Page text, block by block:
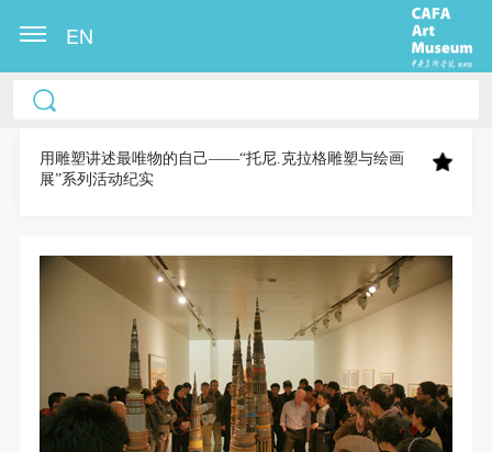
EN
用雕塑讲述最唯物的自己——“托尼.克拉格雕塑与绘画
展”系列活动纪实
中央美术学院美术馆出版授权协议书
称“CAFAM”），愿意将本人参与中央美术学院美术馆
公共教育部组织的公益性活动（包括美术馆会员活
果（如参与工作坊创作的作品）提交中央美术学院用
作发表、出版。中央美术学院可以以电子、网络及其
它数字媒体形式公开出版，并同意编入《中国知识资
源总库》《中央美术学院资料库》《中央美术学院美
术馆资料库》等相关资料、文献、档案机构和平台，
在中央美术学院中使用和在互联网上传播，同意按相
关“章程”规定享受相关权益。
中央美术学院美术馆出版授权协议书
称“CAFAM”），愿意将本人参与中央美术学院美术馆
公共教育部组织的公益性活动（包括美术馆会员活
果（如参与工作坊创作的作品）提交中央美术学院用
作发表、出版。中央美术学院可以以电子、网络及其
它数字媒体形式公开出版，并同意编入《中国知识资
源总库》《中央美术学院资料库》《中央美术学院美
术馆资料库》等相关资料、文献、档案机构和平台，
在中央美术学院中使用和在互联网上传播，同意按相
关“章程”规定享受相关权益。
中央美术学院美术馆出版授权协议书
称“CAFAM”），愿意将本人参与中央美术学院美术馆
公共教育部组织的公益性活动（包括美术馆会员活
果（如参与工作坊创作的作品）提交中央美术学院用
作发表、出版。中央美术学院可以以电子、网络及其
它数字媒体形式公开出版，并同意编入《中国知识资
源总库》《中央美术学院资料库》《中央美术学院美
术馆资料库》等相关资料、文献、档案机构和平台，
在中央美术学院中使用和在互联网上传播，同意按相
关“章程”规定享受相关权益。